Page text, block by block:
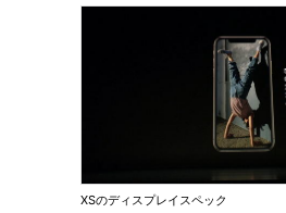
XSのディスプレイスペック